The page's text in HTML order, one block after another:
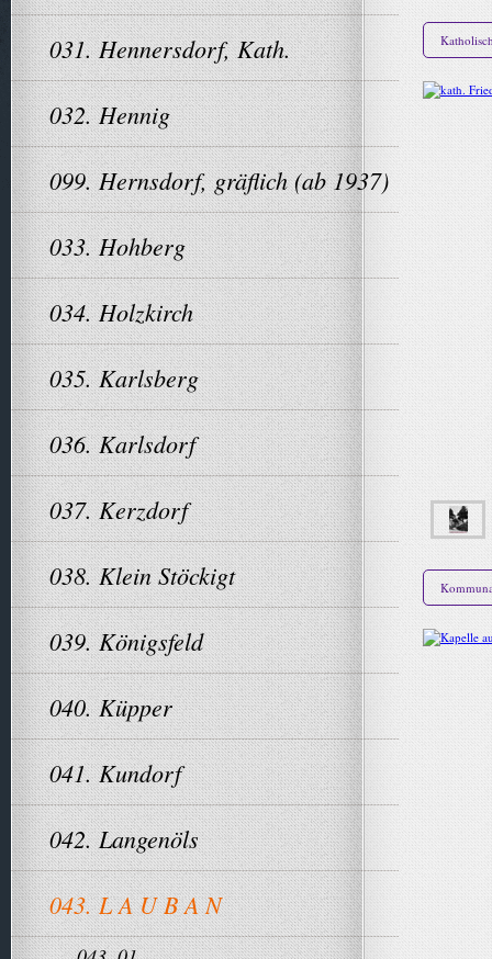
031. Hennersdorf, Kath.
032. Hennig
099. Hernsdorf, gräflich (ab 1937)
033. Hohberg
034. Holzkirch
035. Karlsberg
036. Karlsdorf
037. Kerzdorf
038. Klein Stöckigt
039. Königsfeld
040. Küpper
041. Kundorf
042. Langenöls
043. L A U B A N